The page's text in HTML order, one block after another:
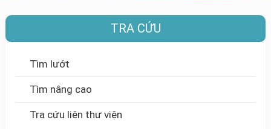
TRA CỨU
Tìm lướt
Tìm nâng cao
Tra cứu liên thư viện